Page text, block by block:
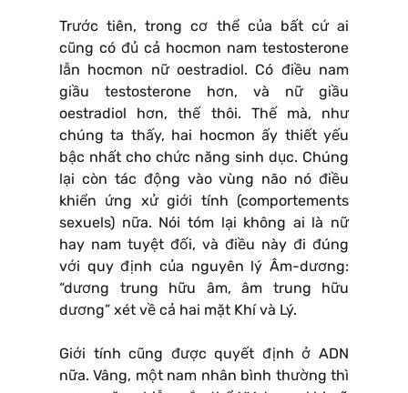
Trước tiên, trong cơ thể của bất cứ ai
cũng có đủ cả hocmon nam testosterone
lẫn hocmon nữ oestradiol. Có điều nam
giầu testosterone hơn, và nữ giầu
oestradiol hơn, thế thôi. Thế mà, như
chúng ta thấy, hai hocmon ấy thiết yếu
bậc nhất cho chức năng sinh dục. Chúng
lại còn tác động vào vùng não nó điều
khiển ứng xử giới tính (comportements
sexuels) nữa. Nói tóm lại không ai là nữ
hay nam tuyệt đối, và điều này đi đúng
với quy định của nguyên lý Âm-dương:
“dương trung hữu âm, âm trung hữu
dương” xét về cả hai mặt Khí và Lý.
Giới tính cũng được quyết định ở ADN
nữa. Vâng, một nam nhân bình thường thì